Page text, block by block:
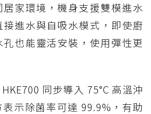
家環境，機身支援雙模進水
進水與自吸水模式，即使廚
也能靈活安裝，使用彈性更
同步導入 75°C 高溫沖
示除菌率可達 99.9%，有助